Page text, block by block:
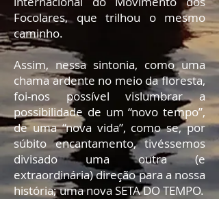
Focolares, que trilhou o mesmo
caminho.
Assim, nessa sintonia, como uma
chama ardente no meio da floresta,
foi-nos possível vislumbrar a
possibilidade de um “novo tempo”,
de uma “nova vida”, como se, por
súbito encantamento, tivéssemos
divisado uma outra (e
extraordinária) direção para a nossa
história; uma nova SETA DO TEMPO.